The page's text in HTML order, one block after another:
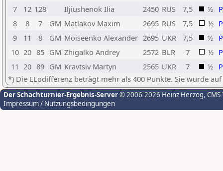
7
12 128 Iljiushenok Ilia 2450 RUS 7,5 ½
8
8 7 GM Matlakov Maxim 2695 RUS 7,5 ½
9
11 8 GM Moiseenko Alexander 2695 UKR 7,5 ½
10 20 85 GM Zhigalko Andrey 2572 BLR 7 ½
11 20 89 GM Kravtsiv Martyn 2565 UKR 7 ½
*) Die ELodifferenz beträgt mehr als 400 Punkte. Sie wurde
Der Schachturnier-Ergebnis-Server© 2006-2026 Heinz Herzog,
Impressum / Nutzungsbedingungen